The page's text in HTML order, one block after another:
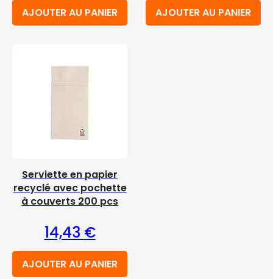
AJOUTER AU PANIER AJOUTER AU PANIER
Serviette en papier
recyclé avec pochette
à couverts 200 pcs
14,43 €
AJOUTER AU PANIER